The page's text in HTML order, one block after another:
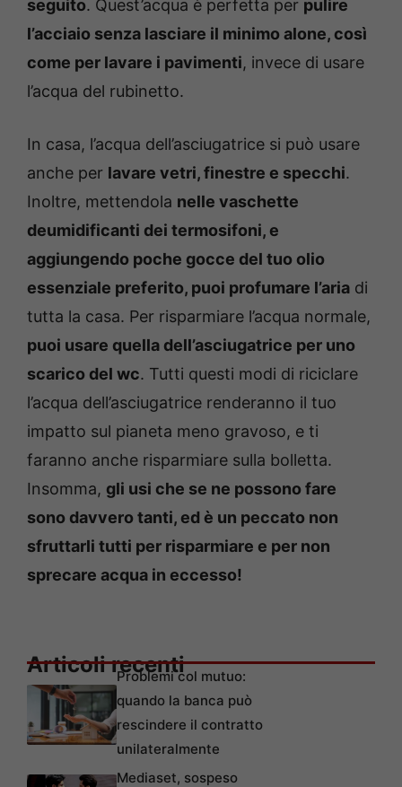
seguito. Quest’acqua è perfetta per pulire
l’acciaio senza lasciare il minimo alone, così
come per lavare i pavimenti, invece di usare
l’acqua del rubinetto.
In casa, l’acqua dell’asciugatrice si può usare
anche per lavare vetri, finestre e specchi.
Inoltre, mettendola nelle vaschette
deumidificanti dei termosifoni, e
aggiungendo poche gocce del tuo olio
essenziale preferito, puoi profumare l’aria di
tutta la casa. Per risparmiare l’acqua normale,
puoi usare quella dell’asciugatrice per uno
scarico del wc. Tutti questi modi di riciclare
l’acqua dell’asciugatrice renderanno il tuo
impatto sul pianeta meno gravoso, e ti
faranno anche risparmiare sulla bolletta.
Insomma, gli usi che se ne possono fare
sono davvero tanti, ed è un peccato non
sfruttarli tutti per risparmiare e per non
sprecare acqua in eccesso!
Articoli recenti
Problemi col mutuo:
quando la banca può
rescindere il contratto
unilateralmente
Mediaset, sospeso